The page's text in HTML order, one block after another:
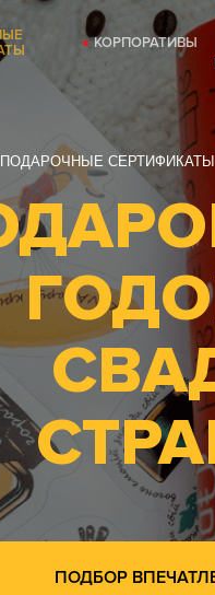
КОРПОРАТИВЫ
ПОДАРОЧНЫЕ СЕРТИФИКАТЫ
ПОДБОР